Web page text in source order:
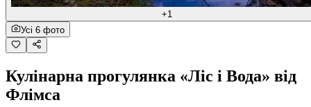
+1
Усі 6 фото
Кулінарна прогулянка «Ліс і Вода» від
Флімса